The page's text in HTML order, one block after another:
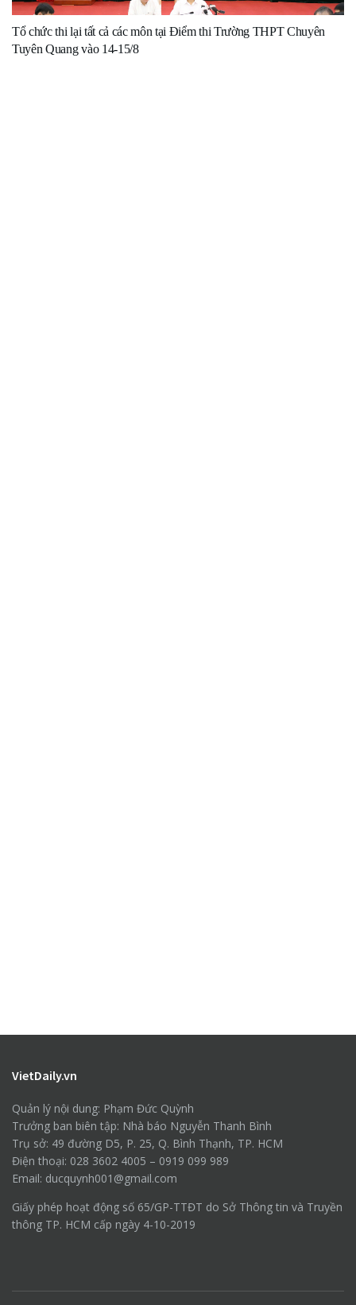
Tổ chức thi lại tất cả các môn tại Điểm thi Trường THPT Chuyên
Tuyên Quang vào 14-15/8
VietDaily.vn
Quản lý nội dung: Phạm Đức Quỳnh
Trưởng ban biên tập: Nhà báo Nguyễn Thanh Bình
Trụ sở: 49 đường D5, P. 25, Q. Bình Thạnh, TP. HCM
Điện thoại: 028 3602 4005 – 0919 099 989
Email: ducquynh001@gmail.com
Giấy phép hoạt động số 65/GP-TTĐT do Sở Thông tin và Truyền
thông TP. HCM cấp ngày 4-10-2019